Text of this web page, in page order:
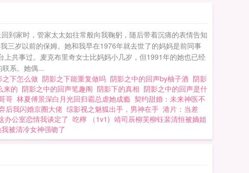
到家时，管家太太如往常般向我鞠躬，随后带着沉痛的表情告知
三岁以前的保姆。她和我早在1976年就去世了的妈妈是前同事
共事过。麦克布里奇女士比妈妈小几岁，但1991年的她也已经
系。她偶...
之下怎么做 阴影之下能重复做吗 阴影之中的回声by柚子酒 阴影
来的 阴影之中的回声笔趣阁 阴影下的真相 阴影之中的回声是什
哥 林夏傅景深白月光回归霸总虐她成瘾 契约甜婚：未来神医不
后我闪婚京圈大佬 综影视之魅狐出手，男神在手 港片：当差
办公室恋情我谈定了 吃檸 （1v1) 靖司辰柳芙柳钰裴清恒被嫡姐
被清冷女神强吻了